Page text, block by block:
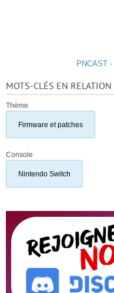
PNCAST
MOTS-CLÉS EN RELATION
Thème
Firmware et patches
Console
Nintendo Switch